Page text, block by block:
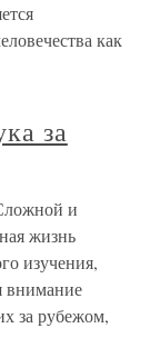
как
за
и
жизнь
изучения,
внимание
за рубежом,